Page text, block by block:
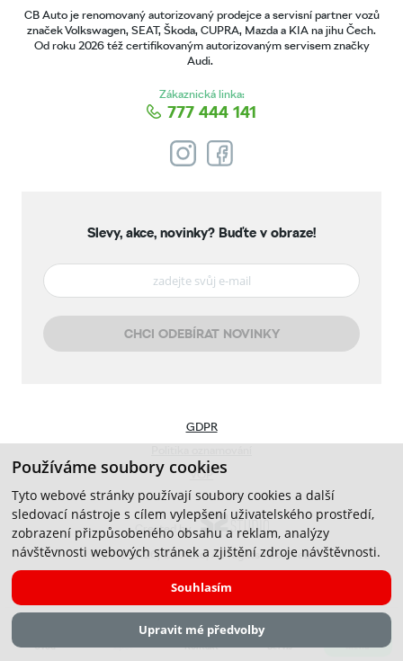
Používáme soubory cookies
Tyto webové stránky používají soubory cookies a další
sledovací nástroje s cílem vylepšení uživatelského prostředí,
zobrazení přizpůsobeného obsahu a reklam, analýzy
návštěvnosti webových stránek a zjištění zdroje návštěvnosti.
Souhlasím
Upravit mé předvolby
Úvod Zpět Kontakt Servis
CB Auto je renomovaný autorizovaný prodejce a servisní partner vozů
značek Volkswagen, SEAT, Škoda, CUPRA, Mazda a KIA na jihu Čech.
Od roku 2026 též certifikovaným autorizovaným servisem značky
Audi.
Zákaznická linka:
777 444 141
Slevy, akce, novinky? Buďte v obraze!
CHCI ODEBÍRAT NOVINKY
© 2019-2026, CB Auto, All Rights Reserved.
GDPR
VOP
Created by